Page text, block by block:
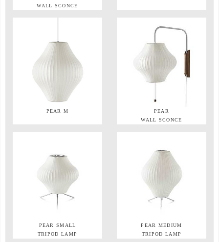
WALL SCONCE
PEAR M
PEAR
WALL SCONCE
PEAR SMALL
TRIPOD LAMP
PEAR MEDIUM
TRIPOD LAMP